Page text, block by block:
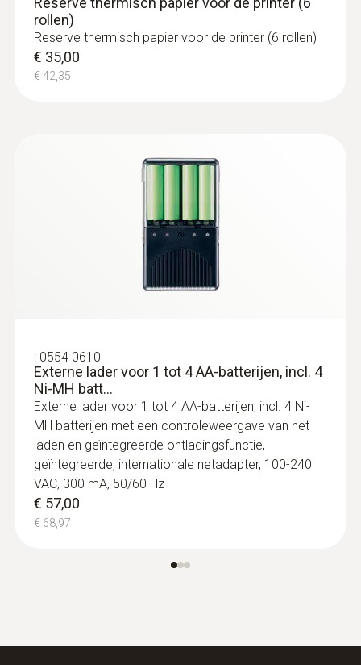
rollen)
Reserve thermisch papier voor de printer (6 rollen)
€ 35,00
€ 42,35
: 0554 0610
Externe lader voor 1 tot 4 AA-batterijen, incl. 4
Ni-MH batt...
Externe lader voor 1 tot 4 AA-batterijen, incl. 4 Ni-
MH batterijen met een controleweergave van het
laden en geïntegreerde ontladingsfunctie,
geïntegreerde, internationale netadapter, 100-240
VAC, 300 mA, 50/60 Hz
€ 57,00
€ 68,97